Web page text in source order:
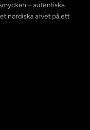
– autentiska
nordiska arvet på ett